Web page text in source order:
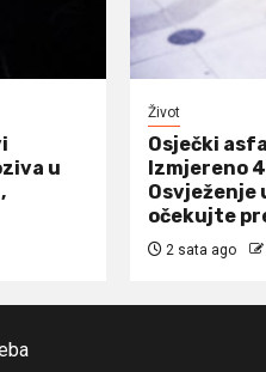
u
Život
Osječki
Izmjereno
Osvježenje
očekujte
2 sata ago